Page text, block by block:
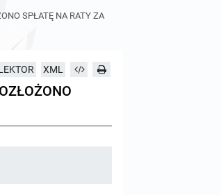
SPŁATĘ NA RATY ZA
XML